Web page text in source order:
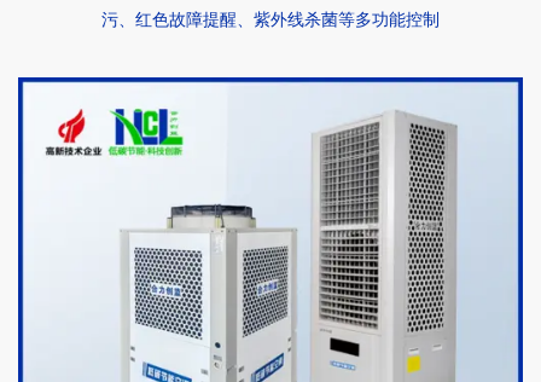
污、红色故障提醒、紫外线杀菌等多功能控制